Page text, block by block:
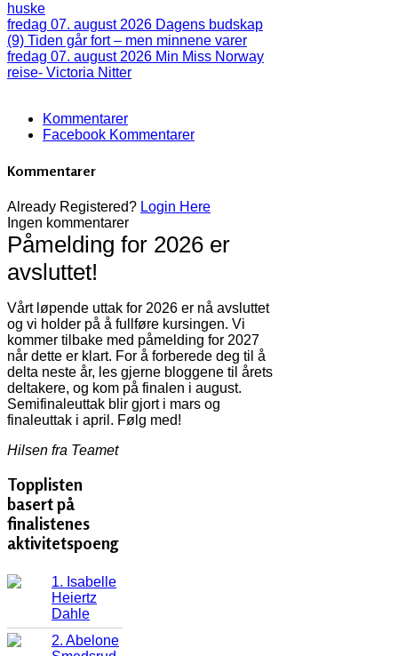
huske
fredag 07. august 2026 Dagens budskap
(9) Tiden går fort – men minnene varer
fredag 07. august 2026 Min Miss Norway
reise- Victoria Nitter
Kommentarer
Facebook Kommentarer
Kommentarer
Already Registered? Login Here
Ingen kommentarer
Påmelding for 2026 er
avsluttet!
Vårt løpende uttak for 2026 er nå avsluttet
og vi holder på å fullføre kursingen. Vi
kommer tilbake med påmelding for 2027
når dette er klart. For å forberede deg til å
delta neste år, les gjerne bloggene til årets
deltakere, og kom på finalen i august.
Semifinaleuttak blir gjort i mars og
finaleuttak i april. Følg med!
Hilsen fra Teamet
Topplisten
basert på
finalistenes
aktivitetspoeng
1. Isabelle
Heiertz
Dahle
2. Abelone